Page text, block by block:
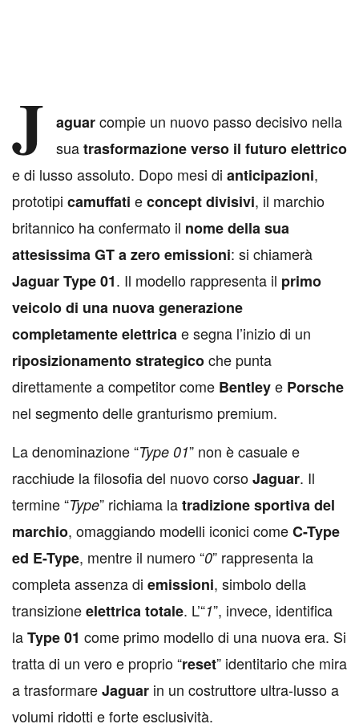
J aguarcompie un nuovo passo decisivo nella
suatrasformazione verso il futuro elettrico
e di lusso assoluto. Dopo mesi di anticipazioni,
prototipi camuffati econcept divisivi, il marchio
britannico ha confermato il nome della sua
attesissima GT a zero emissioni: si chiamerà
JaguarType 01. Il modello rappresenta il primo
veicolo di una nuova generazione
completamente elettricae segna l’inizio di un
riposizionamento strategicoche punta
direttamente a competitor come Bentleye Porsche
nel segmento delle granturismo premium.
La denominazione “Type 01” non è casuale e
racchiude la filosofia del nuovo corsoJaguar. Il
termine “Type” richiama latradizione sportiva del
marchio, omaggiando modelli iconici comeC-Type
ed E-Type, mentre il numero “0” rappresenta la
completa assenza di emissioni, simbolo della
transizioneelettrica totale. L’“1”, invece, identifica
laType 01 come primo modello di una nuova era. Si
tratta di un vero e proprio “reset” identitario che mira
a trasformareJaguar in un costruttore ultra-lusso a
volumi ridotti e forte esclusività.